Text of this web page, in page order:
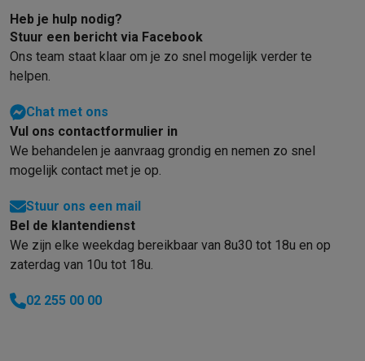
Heb je hulp nodig?
Stuur een bericht via Facebook
Ons team staat klaar om je zo snel mogelijk verder te
helpen.
Chat met ons
Vul ons contactformulier in
We behandelen je aanvraag grondig en nemen zo snel
mogelijk contact met je op.
Stuur ons een mail
Bel de klantendienst
We zijn elke weekdag bereikbaar van 8u30 tot 18u en op
zaterdag van 10u tot 18u.
02 255 00 00